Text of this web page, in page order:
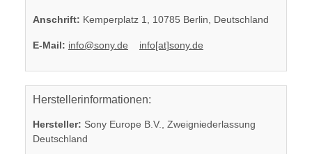
Anschrift: Kemperplatz 1, 10785 Berlin, Deutschland
E-Mail: info@sony.de info[at]sony.de
Herstellerinformationen:
Hersteller: Sony Europe B.V., Zweigniederlassung
Deutschland